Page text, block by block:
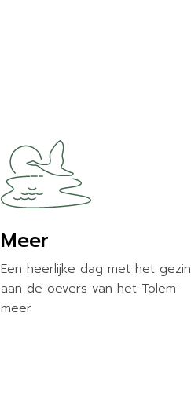
Meer
Een heerlijke dag met het gezin
aan de oevers van het Tolem-
meer